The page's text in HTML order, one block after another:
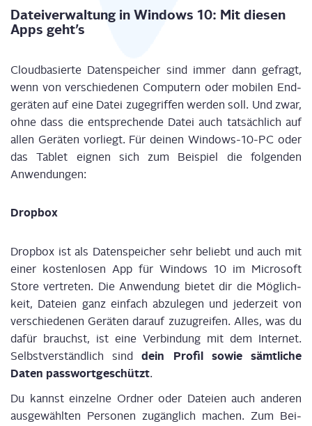
Datei­ver­wal­tung in Win­dows 10: Mit die­sen
Apps geht’s
Cloud­ba­sier­te Daten­spei­cher sind immer dann gefragt,
wenn von ver­schie­de­nen Com­pu­tern oder mobi­len End­
ge­rä­ten auf eine Datei zuge­grif­fen wer­den soll. Und zwar,
ohne dass die ent­spre­chen­de Datei auch tat­säch­lich auf
allen Gerä­ten vor­liegt. Für dei­nen Win­dows-10-PC oder
das Tablet eig­nen sich zum Bei­spiel die fol­gen­den
Anwendungen:
Drop­box
Drop­box ist als Daten­spei­cher sehr beliebt und auch mit
einer kos­ten­lo­sen App für Win­dows 10 im Micro­soft
Store ver­tre­ten. Die Anwen­dung bie­tet dir die Mög­lich­
keit, Datei­en ganz ein­fach abzu­le­gen und jeder­zeit von
ver­schie­de­nen Gerä­ten dar­auf zuzu­grei­fen. Alles, was du
dafür brauchst, ist eine Ver­bin­dung mit dem Inter­net.
Selbst­ver­ständ­lich sinddein Pro­fil sowie sämt­li­che
Daten pass­wort­ge­schützt.
Du kannst ein­zel­ne Ord­ner oder Datei­en auch ande­ren
aus­ge­wähl­ten Per­so­nen zugäng­lich machen. Zum Bei­